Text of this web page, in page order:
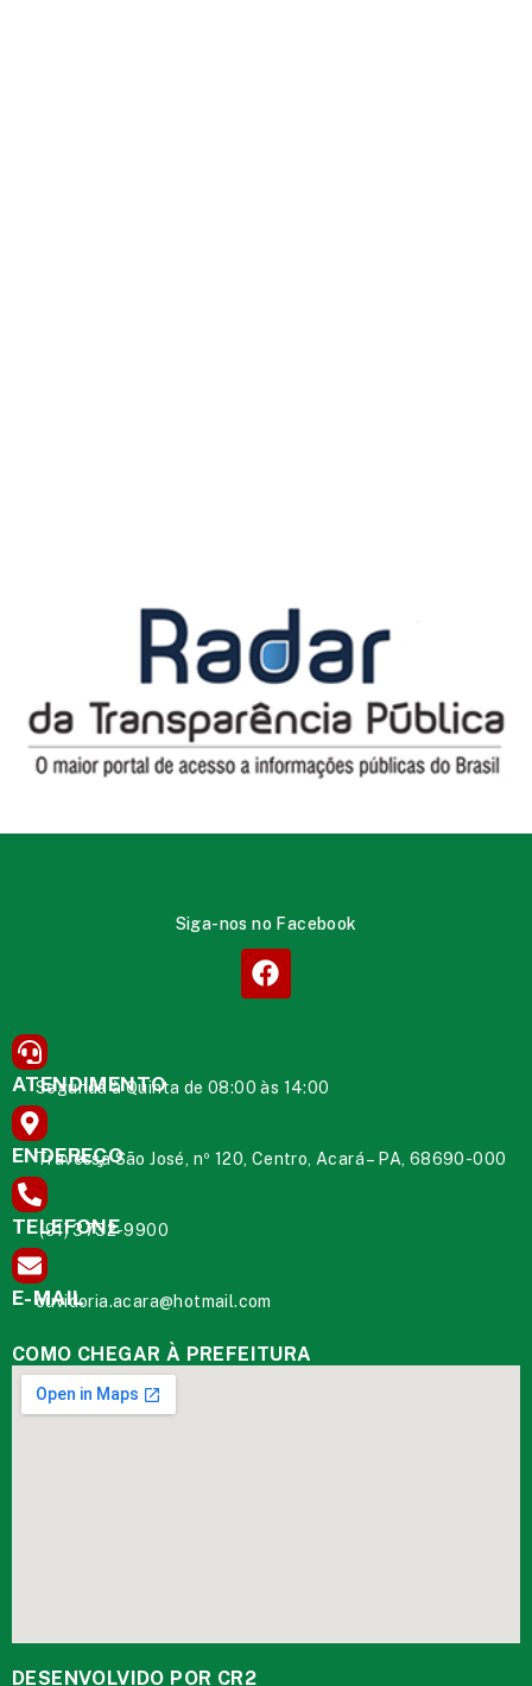
Siga-nos no Facebook
ATENDIMENTO
Segunda à Quinta de 08:00 às 14:00
ENDEREÇO
Travessa São José, nº 120, Centro, Acará – PA, 68690-000
TELEFONE
(91) 3732-9900
E-MAIL
ouvidoria.acara@hotmail.com
COMO CHEGAR À PREFEITURA
DESENVOLVIDO POR CR2